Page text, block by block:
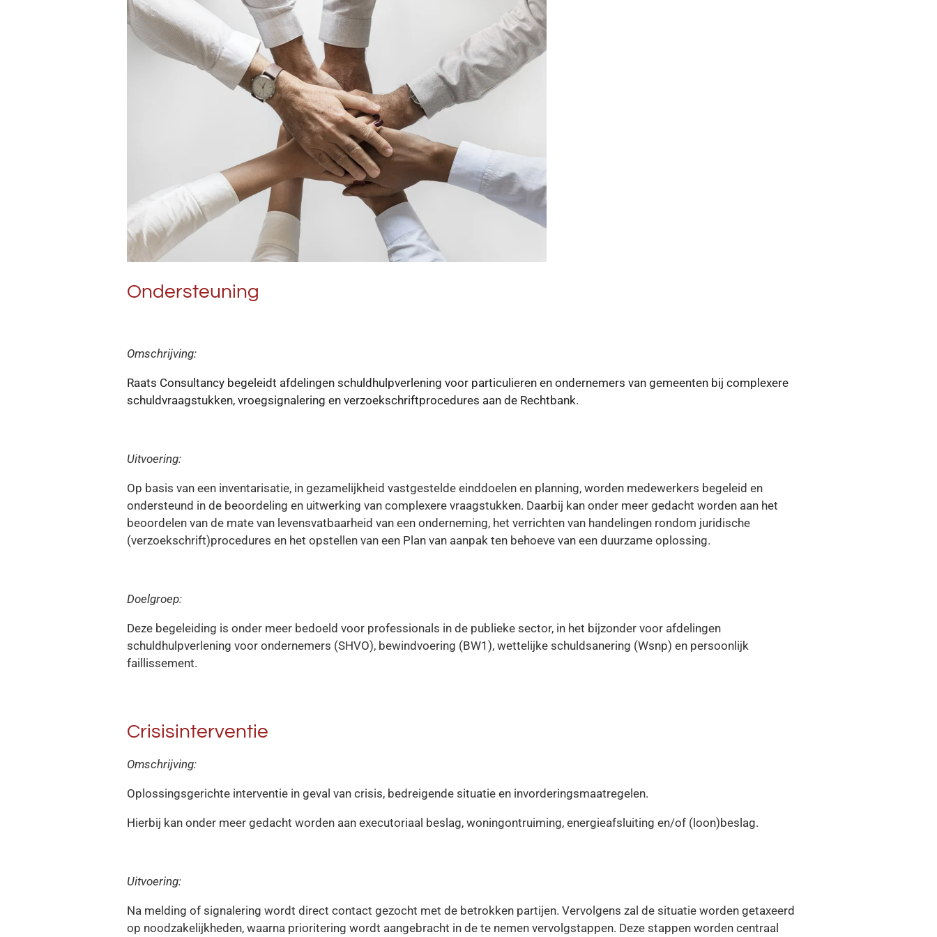
Ondersteuning
Omschrijving:
Raats Consultancy begeleidt afdelingen schuldhulpverlening voor particulieren en ondernemers van gemeenten bij complexere
schuldvraagstukken, vroegsignalering en verzoekschriftprocedures aan de Rechtbank.
Uitvoering:
Op basis van een inventarisatie, in gezamelijkheid vastgestelde einddoelen en planning, worden medewerkers begeleid en
ondersteund in de beoordeling en uitwerking van complexere vraagstukken. Daarbij kan onder meer gedacht worden aan het
beoordelen van de mate van levensvatbaarheid van een onderneming, het verrichten van handelingen rondom juridische
(verzoekschrift)procedures en het opstellen van een Plan van aanpak ten behoeve van een duurzame oplossing.
Doelgroep:
Deze begeleiding is onder meer bedoeld voor professionals in de publieke sector, in het bijzonder voor afdelingen
schuldhulpverlening voor ondernemers (SHVO), bewindvoering (BW1), wettelijke schuldsanering (Wsnp) en persoonlijk
faillissement.
Crisisinterventie
Omschrijving:
Oplossingsgerichte interventie in geval van crisis, bedreigende situatie en invorderingsmaatregelen.
Hierbij kan onder meer gedacht worden aan executoriaal beslag, woningontruiming, energieafsluiting en/of (loon)beslag.
Uitvoering:
Na melding of signalering wordt direct contact gezocht met de betrokken partijen. Vervolgens zal de situatie worden getaxeerd
op noodzakelijkheden, waarna prioritering wordt aangebracht in de te nemen vervolgstappen. Deze stappen worden centraal